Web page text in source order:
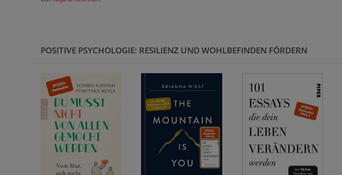
POSITIVE PSYCHOLOGIE: RESILIENZ UND WOHLBEFINDEN FÖRDERN